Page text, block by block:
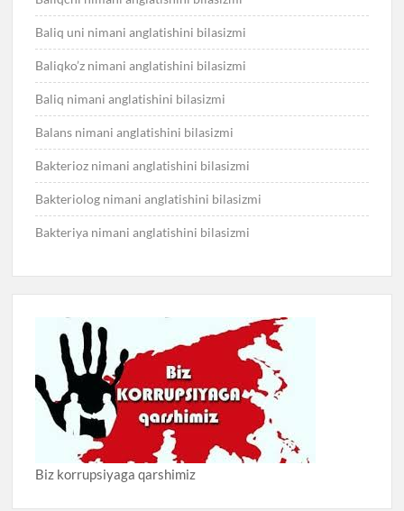
Baliq uni nimani anglatishini bilasizmi
Baliqko’z nimani anglatishini bilasizmi
Baliq nimani anglatishini bilasizmi
Balans nimani anglatishini bilasizmi
Bakterioz nimani anglatishini bilasizmi
Bakteriolog nimani anglatishini bilasizmi
Bakteriya nimani anglatishini bilasizmi
Biz korrupsiyaga qarshimiz